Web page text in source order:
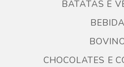
BATATAS E
CHOCOLATES E